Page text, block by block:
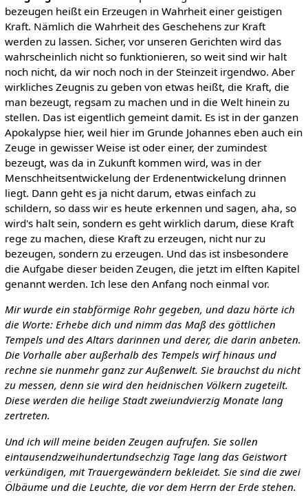
bezeugen heißt ein Erzeugen in Wahrheit einer geistigen
Kraft. Nämlich die Wahrheit des Geschehens zur Kraft
werden zu lassen. Sicher, vor unseren Gerichten wird das
wahrscheinlich nicht so funktionieren, so weit sind wir halt
noch nicht, da wir noch noch in der Steinzeit irgendwo. Aber
wirkliches Zeugnis zu geben von etwas heißt, die Kraft, die
man bezeugt, regsam zu machen und in die Welt hinein zu
stellen. Das ist eigentlich gemeint damit. Es ist in der ganzen
Apokalypse hier, weil hier im Grunde Johannes eben auch ein
Zeuge in gewisser Weise ist oder einer, der zumindest
bezeugt, was da in Zukunft kommen wird, was in der
Menschheitsentwickelung der Erdenentwickelung drinnen
liegt. Dann geht es ja nicht darum, etwas einfach zu
schildern, so dass wir es heute erkennen und sagen, aha, so
wird's halt sein, sondern es geht wirklich darum, diese Kraft
rege zu machen, diese Kraft zu erzeugen, nicht nur zu
bezeugen, sondern zu erzeugen. Und das ist insbesondere
die Aufgabe dieser beiden Zeugen, die jetzt im elften Kapitel
genannt werden. Ich lese den Anfang noch einmal vor.
Mir wurde ein stabförmige Rohr gegeben, und dazu hörte ich
die Worte: Erhebe dich und nimm das Maß des göttlichen
Tempels und des Altars darinnen und derer, die darin anbeten.
Die Vorhalle aber außerhalb des Tempels wirf hinaus und
rechne sie nunmehr ganz zur Außenwelt. Sie brauchst du nicht
zu messen, denn sie wird den heidnischen Völkern zugeteilt.
Diese werden die heilige Stadt zweiundvierzig Monate lang
zertreten.
Und ich will meine beiden Zeugen aufrufen. Sie sollen
eintausendzweihundertundsechzig Tage lang das Geistwort
verkündigen, mit Trauergewändern bekleidet. Sie sind die zwei
Ölbäume und die Leuchte, die vor dem Herrn der Erde stehen.